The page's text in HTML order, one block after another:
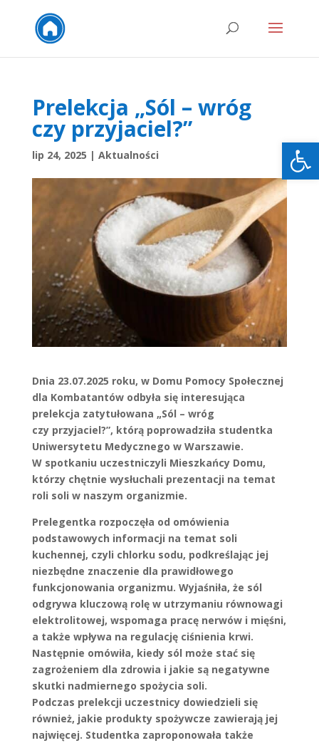
Prelekcja „Sól – wróg
czy przyjaciel?”
lip 24, 2025 | Aktualności
Dnia 23.07.2025 roku, w Domu Pomocy Społecznej
dla Kombatantów odbyła się interesująca
prelekcja zatytułowana „Sól – wróg
czy przyjaciel?”, którą poprowadziła studentka
Uniwersytetu Medycznego w Warszawie.
W spotkaniu uczestniczyli Mieszkańcy Domu,
którzy chętnie wysłuchali prezentacji na temat
roli soli w naszym organizmie.
Prelegentka rozpoczęła od omówienia
podstawowych informacji na temat soli
kuchennej, czyli chlorku sodu, podkreślając jej
niezbędne znaczenie dla prawidłowego
funkcjonowania organizmu. Wyjaśniła, że sól
odgrywa kluczową rolę w utrzymaniu równowagi
elektrolitowej, wspomaga pracę nerwów i mięśni,
a także wpływa na regulację ciśnienia krwi.
Następnie omówiła, kiedy sól może stać się
zagrożeniem dla zdrowia i jakie są negatywne
skutki nadmiernego spożycia soli.
Podczas prelekcji uczestnicy dowiedzieli się
również, jakie produkty spożywcze zawierają jej
najwięcej. Studentka zaproponowała także